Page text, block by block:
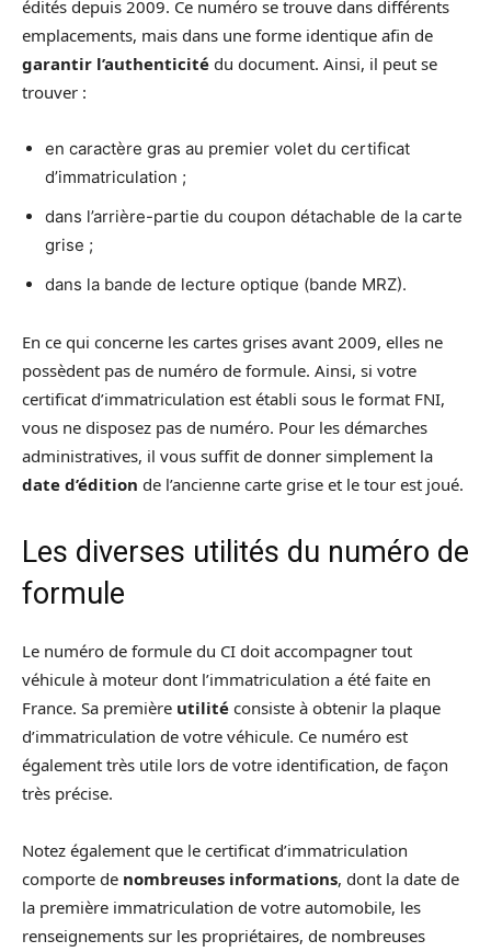
édités depuis 2009. Ce numéro se trouve dans différents
emplacements, mais dans une forme identique afin de
garantir l’authenticité du document. Ainsi, il peut se
trouver :
en caractère gras au premier volet du certificat
d’immatriculation ;
dans l’arrière-partie du coupon détachable de la carte
grise ;
dans la bande de lecture optique (bande MRZ).
En ce qui concerne les cartes grises avant 2009, elles ne
possèdent pas de numéro de formule. Ainsi, si votre
certificat d’immatriculation est établi sous le format FNI,
vous ne disposez pas de numéro. Pour les démarches
administratives, il vous suffit de donner simplement la
date d’édition de l’ancienne carte grise et le tour est joué.
Les diverses utilités du numéro de
formule
Le numéro de formule du CI doit accompagner tout
véhicule à moteur dont l’immatriculation a été faite en
France. Sa première utilité consiste à obtenir la plaque
d’immatriculation de votre véhicule. Ce numéro est
également très utile lors de votre identification, de façon
très précise.
Notez également que le certificat d’immatriculation
comporte de nombreuses informations, dont la date de
la première immatriculation de votre automobile, les
renseignements sur les propriétaires, de nombreuses